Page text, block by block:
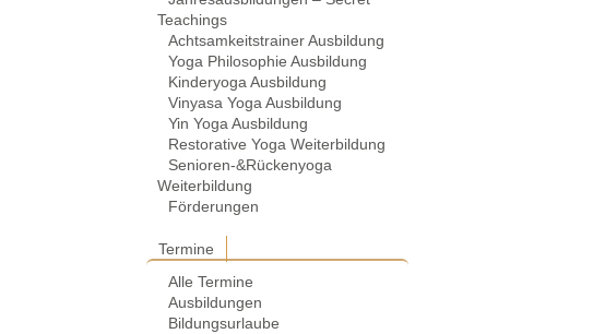
Teachings
Achtsamkeitstrainer Ausbildung
Yoga Philosophie Ausbildung
Kinderyoga Ausbildung
Vinyasa Yoga Ausbildung
Yin Yoga Ausbildung
Restorative Yoga Weiterbildung
Senioren-&Rückenyoga
Weiterbildung
Förderungen
Termine
Alle Termine
Ausbildungen
Bildungsurlaube